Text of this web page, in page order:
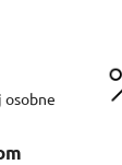
osobne